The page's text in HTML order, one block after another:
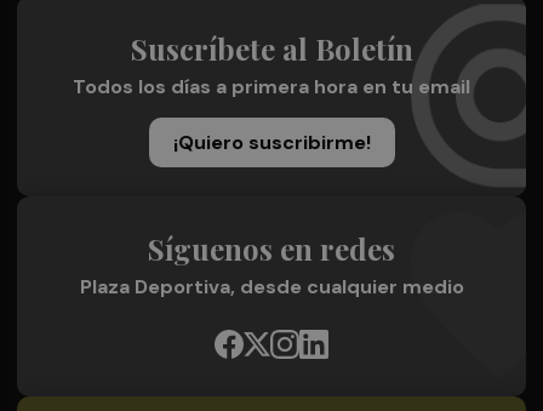
Suscríbete al Boletín
Todos los días a primera hora en tu email
¡Quiero suscribirme!
Síguenos en redes
Plaza Deportiva, desde cualquier medio